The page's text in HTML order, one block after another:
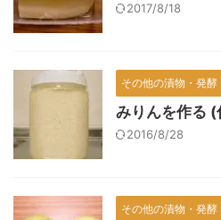
2017/8/18
その他の漬物・発酵
みりんを作る
2016/8/28
その他の漬物・発酵